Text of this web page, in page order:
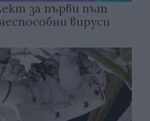
за първи път
вируси